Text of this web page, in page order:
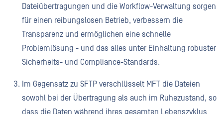
Dateiübertragungen und die Workflow-Verwaltung sorgen
für einen reibungslosen Betrieb, verbessern die
Transparenz und ermöglichen eine schnelle
Problemlösung - und das alles unter Einhaltung robuster
Sicherheits- und Compliance-Standards.
Im Gegensatz zu SFTP verschlüsselt MFT die Dateien
sowohl bei der Übertragung als auch im Ruhezustand, so
dass die Daten während ihres gesamten Lebenszyklus